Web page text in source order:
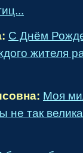
С Днём
жителя
Моя
так